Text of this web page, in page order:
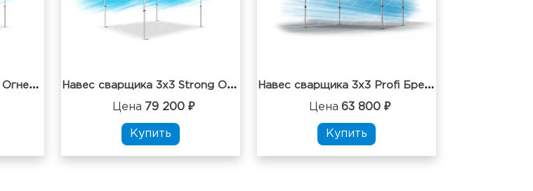
Н
авес сварщика 2.4х2.4 Огнезащитный влагостойкий Н
авес сварщика 3x3 Strong Огнезащитный влагостойкий
Цена 79 200 ₽
Купить
Н
авес сварщика 3x3 Profi Брезент Огнестойкий
Цена 63 800 ₽
Купить